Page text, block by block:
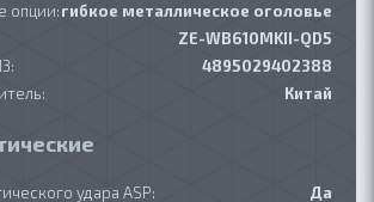
опции:гибкое металлическое оголовье
ZE-WB610MKII-QD5
4895029402388
Китай
удара ASP: Да